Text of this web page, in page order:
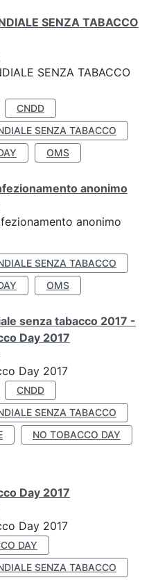
SENZA TABACCO
SENZA TABACCO
CNDD
SENZA TABACCO
OMS
anonimo
anonimo
SENZA TABACCO
OMS
senza tabacco 2017 -
Day 2017
Day 2017
CNDD
SENZA TABACCO
NO TOBACCO DAY
Day 2017
Day 2017
DAY
SENZA TABACCO